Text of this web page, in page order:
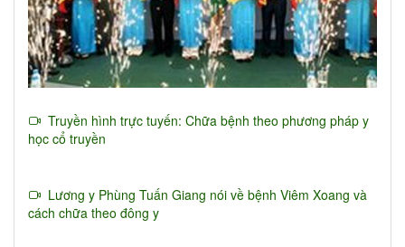
Truyền hình trực tuyến: Chữa bệnh theo phương pháp y
học cổ truyền
Lương y Phùng Tuấn Giang nói về bệnh Viêm Xoang và
cách chữa theo đông y